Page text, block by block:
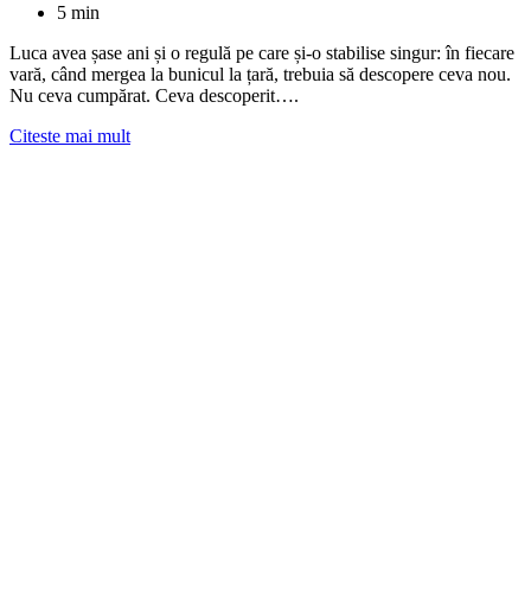
5 min
Luca avea șase ani și o regulă pe care și-o stabilise singur: în fiecare
vară, când mergea la bunicul la țară, trebuia să descopere ceva nou.
Nu ceva cumpărat. Ceva descoperit….
Citeste mai mult